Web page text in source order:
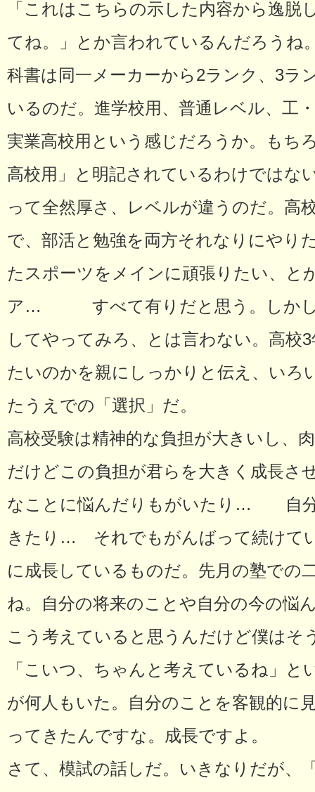
「これはこちらの示した内容から逸脱
てね。」とか言われているんだろう
科書は同一メーカーから2ランク、3ラ
いるのだ。進学校用、普通レベル、工
実業高校用という感じだろうか。もち
高校用」と明記されているわけではな
って全然厚さ、レベルが違うのだ。高
で、部活と勉強を両方それなりにやり
たスポーツをメインに頑張りたい、と
ア… すべて有りだと思う。しかし
してやってみろ、とは言わない。高校
たいのかを親にしっかりと伝え、いろ
たうえでの「選択」だ。
高校受験は精神的な負担が大きいし、
だけどこの負担が君らを大きく成長さ
なことに悩んだりもがいたり… 自分
きたり… それでもがんばって続けて
に成長しているものだ。先月の塾での
ね。自分の将来のことや自分の今の悩
こう考えていると思うんだけど僕は
「こいつ、ちゃんと考えているね」と
が何人もいた。自分のことを客観的に
ってきたんですな。成長ですよ。
さて、模試の話しだ。いきなりだが、